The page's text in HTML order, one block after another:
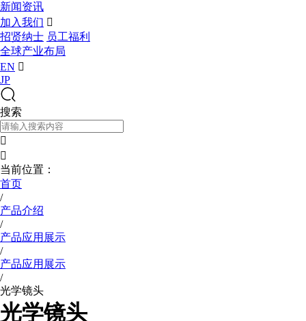
新闻资讯
加入我们 
招贤纳士 员工福利
全球产业布局
EN 
JP
搜索


当前位置：
首页
/
产品介绍
/
产品应用展示
/
产品应用展示
/
光学镜头
光学镜头